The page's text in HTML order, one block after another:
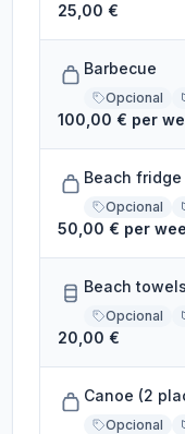
25,00 €
Barbecue
Opcional
100,00 € per
Beach fridge
Opcional
50,00 € per
Beach
Opcional
20,00 €
Canoe (2
Opcional